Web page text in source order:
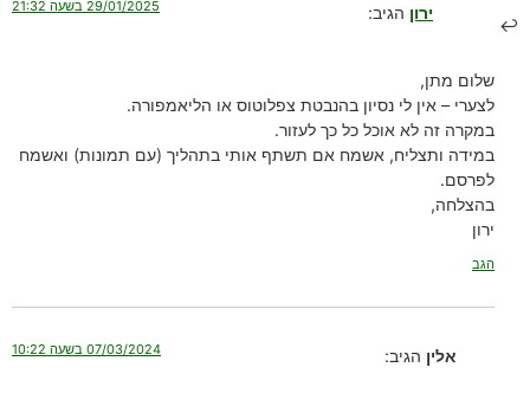
ירון הגיב: 29/01/2025 בשעה 21:32
שלום מתן,
לצערי – אין לי נסיון בהנבטת צפלוטוס או הליאמפורה.
במקרה זה לא אוכל כל כך לעזור.
במידה ותצליח, אשמח אם תשתף אותי בתהליך (עם תמונות) ואשמח
לפרסם.
בהצלחה,
ירון
הגב
אלין הגיב: 07/03/2024 בשעה 10:22